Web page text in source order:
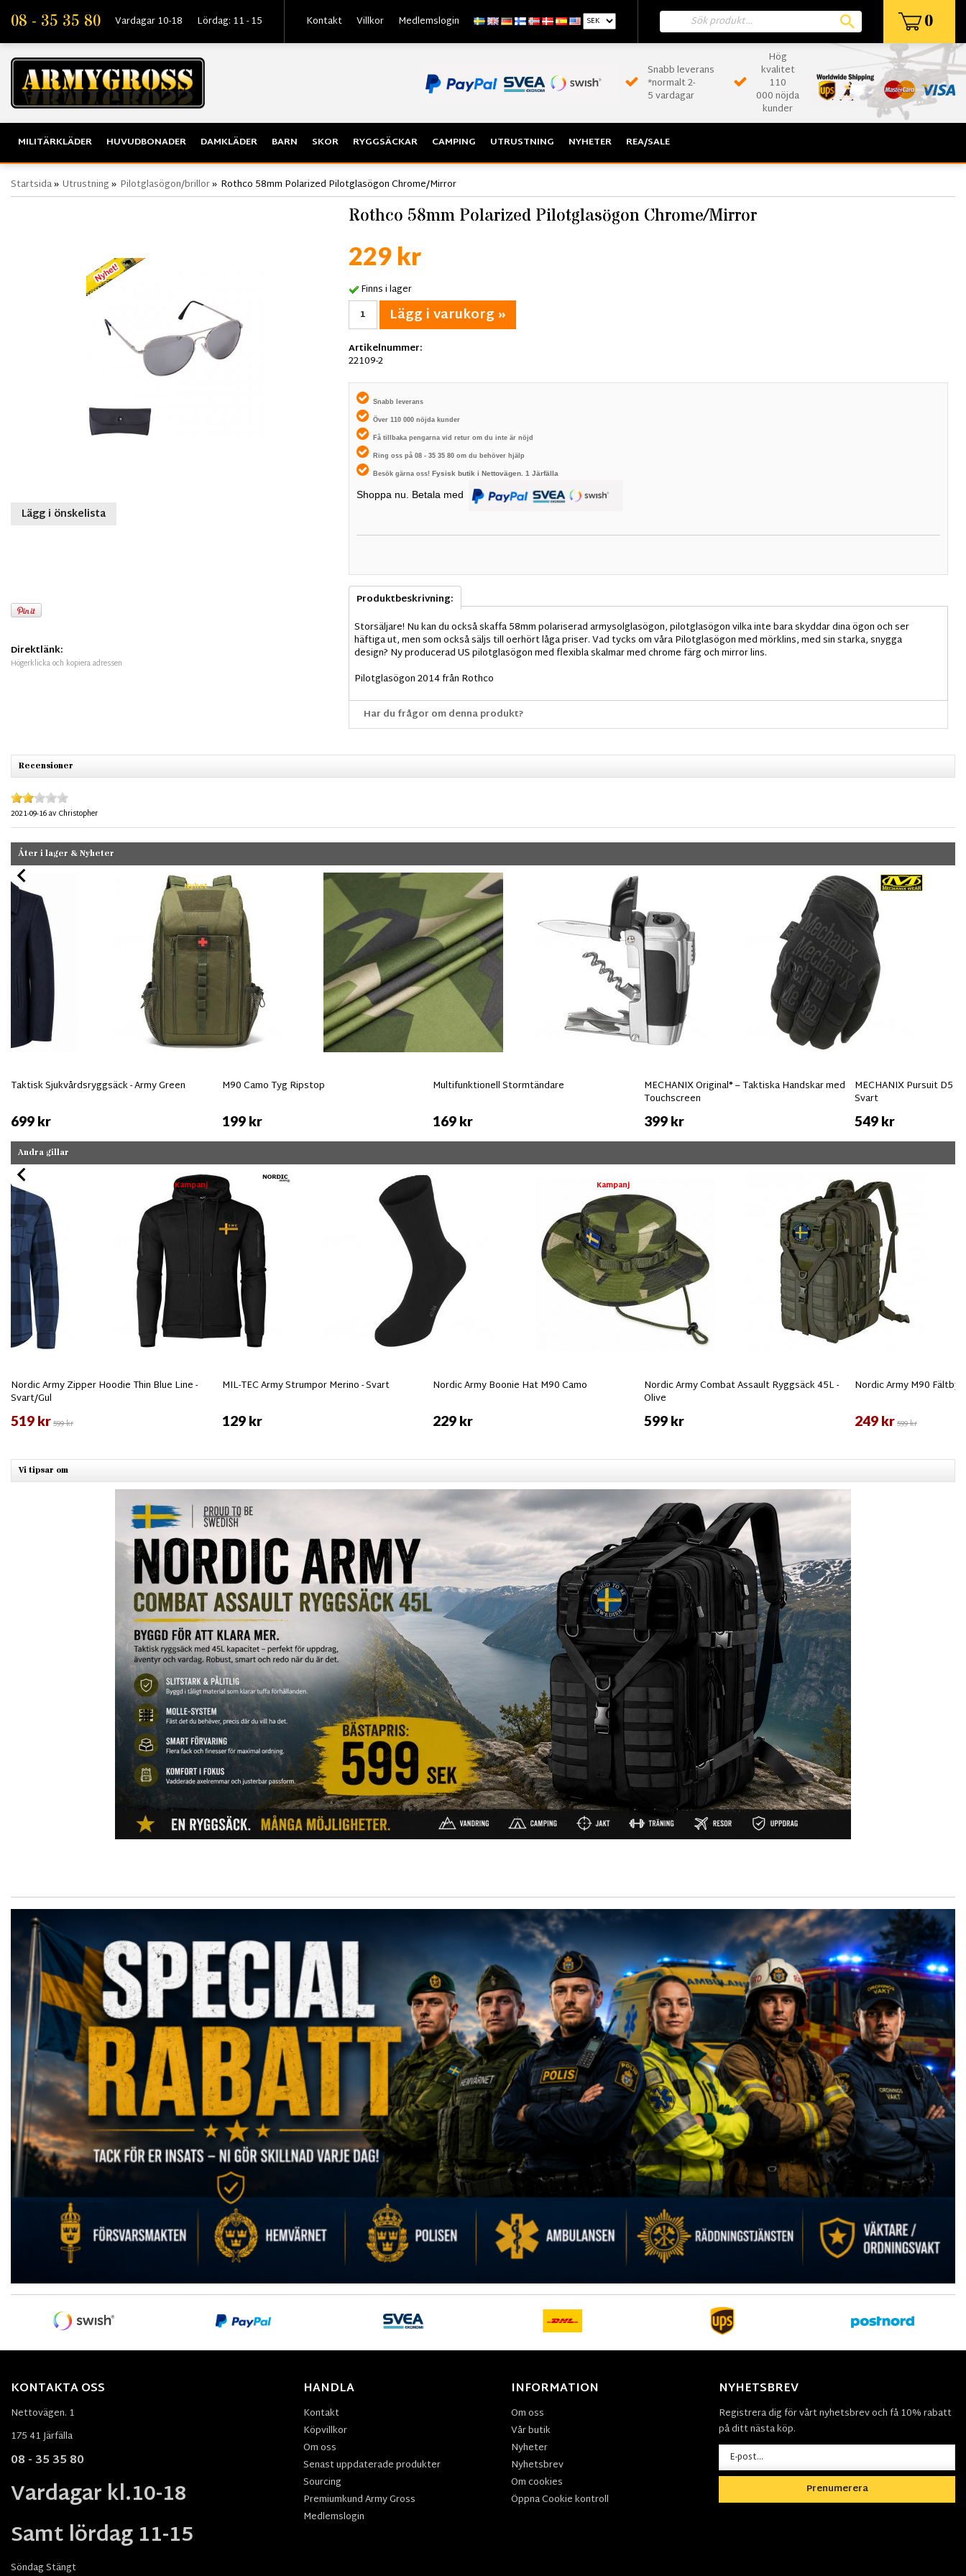
08 - 35 35 80 Vardagar 10-18 Lördag: 11 - 15 Kontakt Villkor Medlemslogin 0
Snabb leverans
*normalt 2-
5 vardagar
Hög
kvalitet
110
000 nöjda
kunder
MILITÄRKLÄDER
HUVUDBONADER DAMKLÄDER BARN SKOR RYGGSÄCKAR CAMPING UTRUSTNING NYHETER REA/SALE
Startsida» Utrustning» Pilotglasögon/brillor» Rothco 58mm Polarized Pilotglasögon Chrome/Mirror
Lägg i önskelista
Direktlänk:
Högerklicka och kopiera adressen
Rothco 58mm Polarized Pilotglasögon Chrome/Mirror
229 kr
Finns i lager
Lägg i varukorg »
Artikelnummer:
22109-2
Snabb leverans
Över 110 000 nöjda kunder
Få tillbaka pengarna vid retur om du inte är nöjd
Ring oss på 08 - 35 35 80 om du behöver hjälp
Besök gärna oss! Fysisk butik i Nettovägen. 1 Järfälla
Shoppa nu. Betala med
Produktbeskrivning:
Storsäljare! Nu kan du också skaffa 58mm polariserad armysolglasögon, pilotglasögon vilka inte bara skyddar dina ögon och ser
häftiga ut, men som också säljs till oerhört låga priser. Vad tycks om våra Pilotglasögon med mörklins, med sin starka, snygga
design? Ny producerad US pilotglasögon med flexibla skalmar med chrome färg och mirror lins.
Pilotglasögon 2014 från Rothco
Har du frågor om denna produkt?
Recensioner
2021-09-16av Christopher
Åter i lager & Nyheter
Nyhet
Taktisk Sjukvårdsryggsäck - Army Green
699 kr
M90 Camo Tyg Ripstop
199 kr
Multifunktionell Stormtändare
169 kr
MECHANIX Original® – Taktiska Handskar med
Touchscreen
399 kr
MECHANIX Pursuit D5
Svart
549 kr
Andra gillar
Kampanj
Nordic Army Zipper Hoodie Thin Blue Line -
Svart/Gul
519 kr599 kr
MIL-TEC Army Strumpor Merino - Svart
129 kr
Kampanj
Nordic Army Boonie Hat M90 Camo
229 kr
Nordic Army Combat Assault Ryggsäck 45L -
Olive
599 kr
Nordic Army M90
249 kr599 kr
Vi tipsar om
KONTAKTA OSS
Nettovägen. 1
175 41 Järfälla
08 - 35 35 80
Vardagar kl.10-18
Samt lördag 11-15
Söndag Stängt
HANDLA
Kontakt
Köpvillkor
Om oss
Senast uppdaterade produkter
Sourcing
Premiumkund Army Gross
Medlemslogin
INFORMATION
Om oss
Vår butik
Nyheter
Nyhetsbrev
Om cookies
Öppna Cookie kontroll
NYHETSBREV
Registrera dig för vårt nyhetsbrev och få 10% rabatt
på ditt nästa köp.
Prenumerera